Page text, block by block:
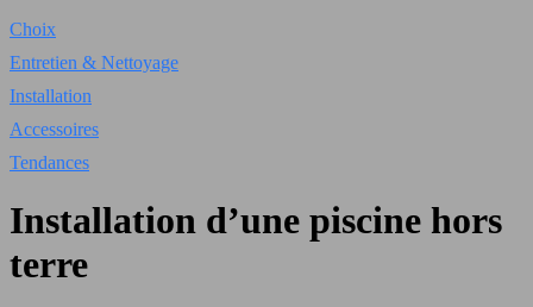
Choix
Entretien & Nettoyage
Installation
Accessoires
Tendances
Installation d’une piscine hors
terre